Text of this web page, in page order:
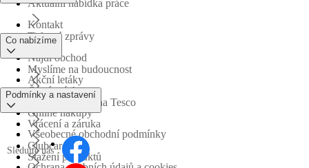
Aktuální nabídka práce
Tiskové zprávy
Myslíme na budoucnost
Obchodní skupina Tesco
Kontakt
Najdi obchod
Časté otázky
Vrácení a záruka
Stažení produktů
Co nabízíme
Akční letáky
Online nákupy
Clubcard
Podmínky a nastavení
Všeobecné obchodní podmínky
Sledujte nás